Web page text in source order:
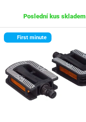
Poslední kus skladem
First minute